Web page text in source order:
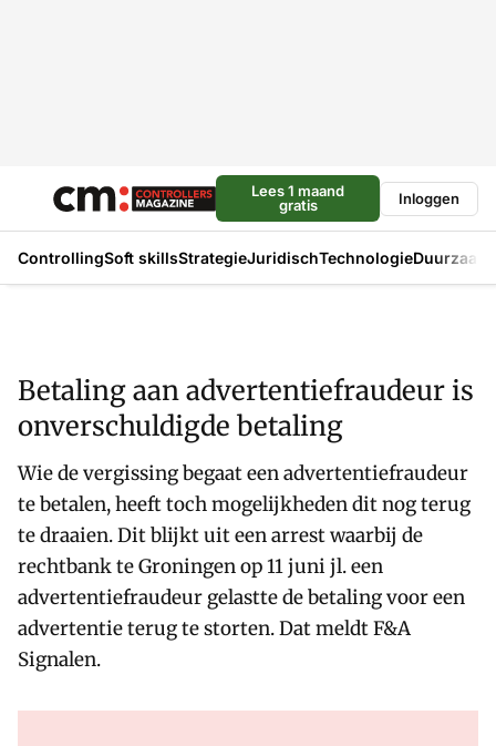
Lees 1 maand
gratis
Inloggen
ControllingSoft skillsStrategieJuridischTechnologie
Betaling aan advertentiefraudeur is
onverschuldigde betaling
Wie de vergissing begaat een advertentiefraudeur
te betalen, heeft toch mogelijkheden dit nog terug
te draaien. Dit blijkt uit een arrest waarbij de
rechtbank te Groningen op 11 juni jl. een
advertentiefraudeur gelastte de betaling voor een
advertentie terug te storten. Dat meldt F&A
Signalen.